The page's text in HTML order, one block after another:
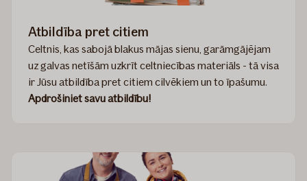
Atbildība pret citiem
Celtnis, kas sabojā blakus mājas sienu, garāmgājējam
uz galvas netīšām uzkrīt celtniecības materiāls - tā visa
ir Jūsu atbildība pret citiem cilvēkiem un to īpašumu.
Apdrošiniet savu atbildību!